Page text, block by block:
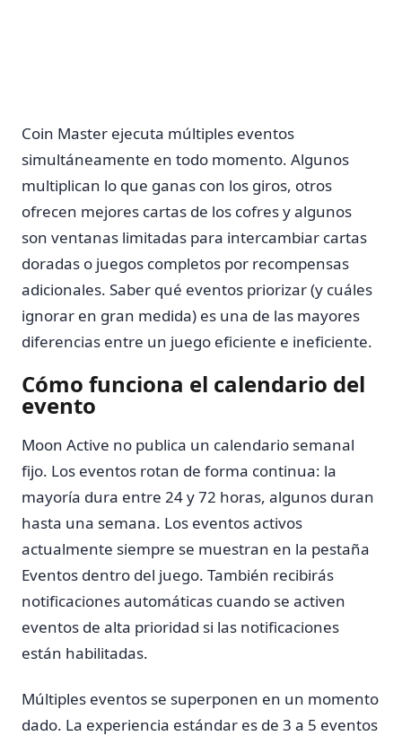
Coin Master ejecuta múltiples eventos
simultáneamente en todo momento. Algunos
multiplican lo que ganas con los giros, otros
ofrecen mejores cartas de los cofres y algunos
son ventanas limitadas para intercambiar cartas
doradas o juegos completos por recompensas
adicionales. Saber qué eventos priorizar (y cuáles
ignorar en gran medida) es una de las mayores
diferencias entre un juego eficiente e ineficiente.
Cómo funciona el calendario del
evento
Moon Active no publica un calendario semanal
fijo. Los eventos rotan de forma continua: la
mayoría dura entre 24 y 72 horas, algunos duran
hasta una semana. Los eventos activos
actualmente siempre se muestran en la pestaña
Eventos dentro del juego. También recibirás
notificaciones automáticas cuando se activen
eventos de alta prioridad si las notificaciones
están habilitadas.
Múltiples eventos se superponen en un momento
dado. La experiencia estándar es de 3 a 5 eventos